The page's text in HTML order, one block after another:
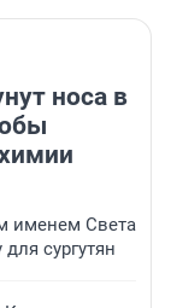
носа в
именем Света
сургутян